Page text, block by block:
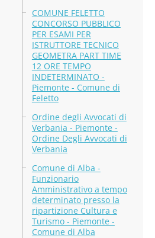
COMUNE FELETTO
CONCORSO PUBBLICO
PER ESAMI PER
ISTRUTTORE TECNICO
GEOMETRA PART TIME
12 ORE TEMPO
INDETERMINATO -
Piemonte - Comune di
Feletto
Ordine degli Avvocati di
Verbania - Piemonte -
Ordine Degli Avvocati di
Verbania
Comune di Alba -
Funzionario
Amministrativo a tempo
determinato presso la
ripartizione Cultura e
Turismo - Piemonte -
Comune di Alba